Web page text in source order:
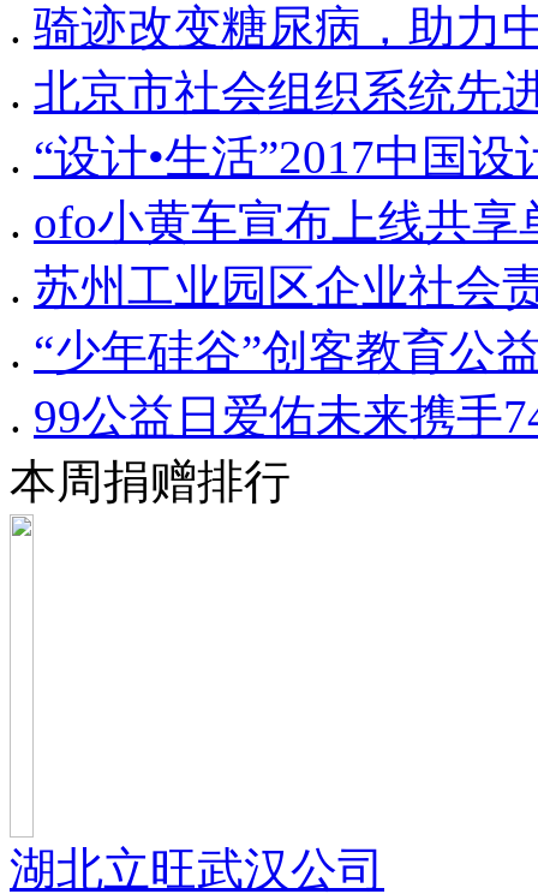
. 骑迹改变糖尿病，助力
. 北京市社会组织系统先
. “设计•生活”2017中国
. ofo小黄车宣布上线共
. 苏州工业园区企业社会
. “少年硅谷”创客教育公
. 99公益日爱佑未来携手
本周捐赠排行
湖北立旺武汉公司